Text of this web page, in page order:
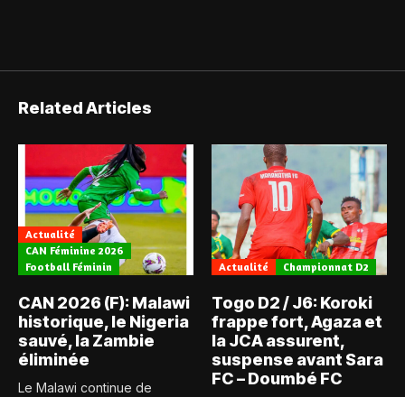
Related Articles
Actualité
CAN Féminine 2026
Football Féminin
CAN 2026 (F): Malawi
historique, le Nigeria
sauvé, la Zambie
éliminée
Le Malawi continue de
Actualité Championnat D2
Togo D2 / J6: Koroki
frappe fort, Agaza et
la JCA assurent,
suspense avant Sara
FC – Doumbé FC